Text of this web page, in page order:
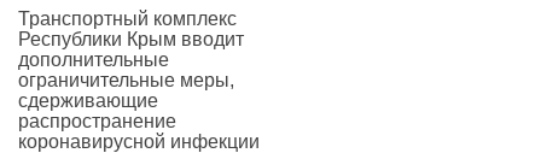
Транспортный комплекс
Республики Крым вводит
дополнительные
ограничительные меры,
сдерживающие
распространение
коронавирусной инфекции